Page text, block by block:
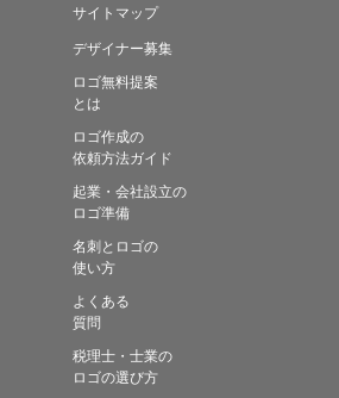
サイトマップ
デザイナー募集
ロゴ無料提案
とは
ロゴ作成の
依頼方法ガイド
起業・会社設立の
ロゴ準備
名刺とロゴの
使い方
よくある
質問
税理士・士業の
ロゴの選び方